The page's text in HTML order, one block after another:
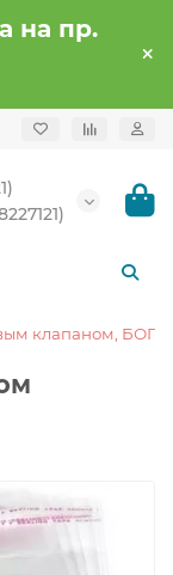
на пр.
клапаном, БОПП